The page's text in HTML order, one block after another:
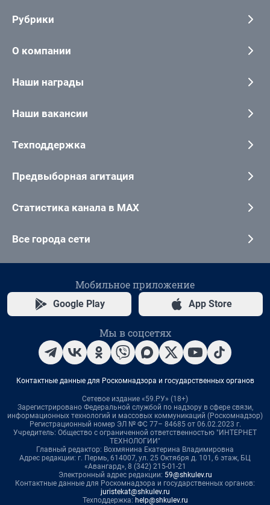
Рубрики
О компании
Наши награды
Наши вакансии
Техподдержка
Предвыборная агитация
Статистика канала в MAX
Все города сети
Мобильное приложение
Google Play App Store
Мы в соцсетях
Контактные данные для Роскомнадзора и государственных органов
Сетевое издание «59.РУ» (18+)
Зарегистрировано Федеральной службой по надзору в сфере связи,
информационных технологий и массовых коммуникаций (Роскомнадзор)
Регистрационный номер ЭЛ № ФС 77– 84685 от 06.02.2023 г.
Учредитель: Общество с ограниченной ответственностью "ИНТЕРНЕТ
ТЕХНОЛОГИИ"
Главный редактор: Вохмянина Екатерина Владимировна
Адрес редакции: г. Пермь, 614007, ул. 25 Октября д. 101, 6 этаж, БЦ
«Авангард», 8 (342) 215-01-21
Электронный адрес редакции: 59@shkulev.ru
Контактные данные для Роскомнадзора и государственных органов:
juristekat@shkulev.ru
Техподдержка: help@shkulev.ru